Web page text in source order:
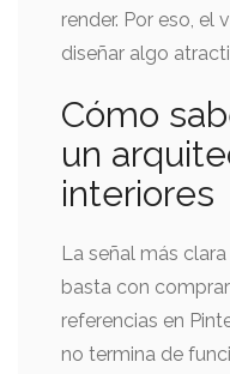
render. Por eso, el
diseñar algo
Cómo
un
interiores
La señal más
basta con
referencias en
no termina de